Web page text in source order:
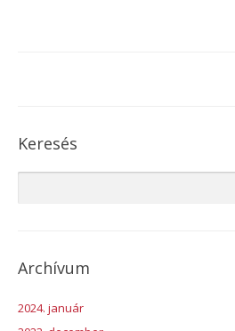
Keresés
Archívum
2024. január